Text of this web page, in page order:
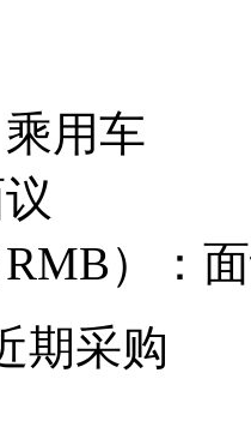
乘用车
）：
期采购